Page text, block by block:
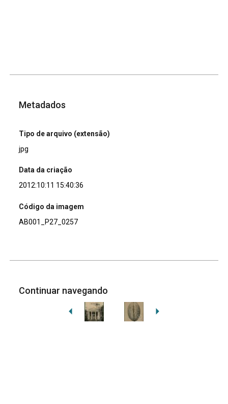
Metadados
Tipo de arquivo (extensão)
jpg
Data da criação
2012:10:11 15:40:36
Código da imagem
AB001_P27_0257
Continuar navegando